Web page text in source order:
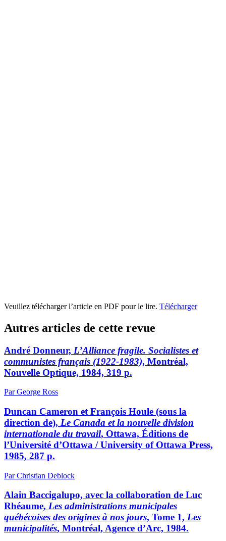
Veuillez télécharger l’article en PDF pour le lire. Télécharger
Autres articles de cette revue
André Donneur, L’Alliance fragile. Socialistes et
communistes français (1922-1983), Montréal,
Nouvelle Optique, 1984, 319 p.
Par George Ross
Duncan Cameron et François Houle (sous la
direction de), Le Canada et la nouvelle division
internationale du travail, Ottawa, Éditions de
l’Université d’Ottawa / University of Ottawa Press,
1985, 287 p.
Par Christian Deblock
Alain Baccigalupo, avec la collaboration de Luc
Rhéaume, Les administrations municipales
québécoises des origines à nos jours, Tome 1, Les
municipalités, Montréal, Agence d’Arc, 1984.